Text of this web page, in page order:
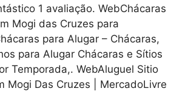
1 avaliação. WebChácaras
Mogi das Cruzes para
para Alugar – Chácaras,
para Alugar Chácaras e Sítios
Temporada,. WebAluguel Sitio
Mogi Das Cruzes | MercadoLivre